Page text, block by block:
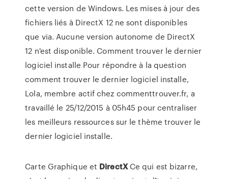
cette version de Windows. Les mises à jour des
fichiers liés à DirectX 12 ne sont disponibles
que via. Aucune version autonome de DirectX
12 n'est disponible. Comment trouver le dernier
logiciel installe Pour répondre à la question
comment trouver le dernier logiciel installe,
Lola, membre actif chez commenttrouver.fr, a
travaillé le 25/12/2015 à 05h45 pour centraliser
les meilleurs ressources sur le thème trouver le
dernier logiciel installe.
Carte Graphique et DirectXCe qui est bizarre,